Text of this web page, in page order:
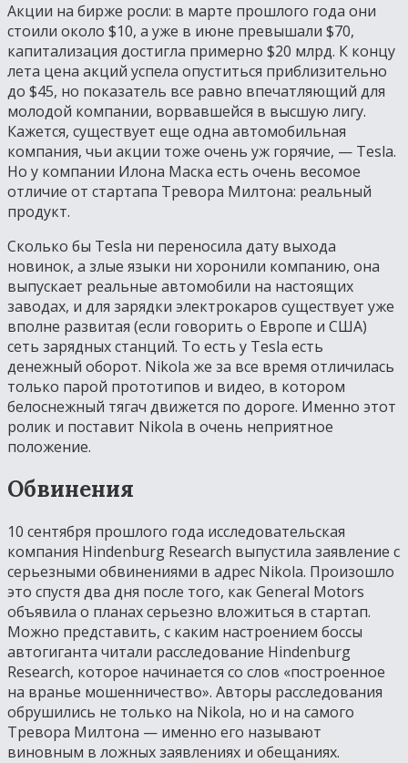
Акции на бирже росли: в марте прошлого года они
стоили около $10, а уже в июне превышали $70,
капитализация достигла примерно $20 млрд. К концу
лета цена акций успела опуститься приблизительно
до $45, но показатель все равно впечатляющий для
молодой компании, ворвавшейся в высшую лигу.
Кажется, существует еще одна автомобильная
компания, чьи акции тоже очень уж горячие, — Tesla.
Но у компании Илона Маска есть очень весомое
отличие от стартапа Тревора Милтона: реальный
продукт.
Сколько бы Tesla ни переносила дату выхода
новинок, а злые языки ни хоронили компанию, она
выпускает реальные автомобили на настоящих
заводах, и для зарядки электрокаров существует уже
вполне развитая (если говорить о Европе и США)
сеть зарядных станций. То есть у Tesla есть
денежный оборот. Nikola же за все время отличилась
только парой прототипов и видео, в котором
белоснежный тягач движется по дороге. Именно этот
ролик и поставит Nikola в очень неприятное
положение.
Обвинения
10 сентября прошлого года исследовательская
компания Hindenburg Research выпустила заявление с
серьезными обвинениями в адрес Nikola. Произошло
это спустя два дня после того, как General Motors
объявила о планах серьезно вложиться в стартап.
Можно представить, с каким настроением боссы
автогиганта читали расследование Hindenburg
Research, которое начинается со слов «построенное
на вранье мошенничество». Авторы расследования
обрушились не только на Nikola, но и на самого
Тревора Милтона — именно его называют
виновным в ложных заявлениях и обещаниях.